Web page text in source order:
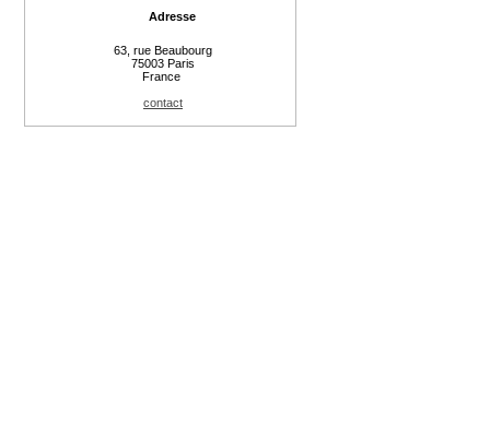
Adresse
63, rue Beaubourg
75003 Paris
France
contact